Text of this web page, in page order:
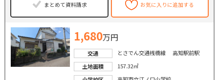
まとめて資料請求 お気に入りに追加する
1,680万円
交通
とさでん交通桟橋線 高知駅前駅
土地面積
157.32㎡